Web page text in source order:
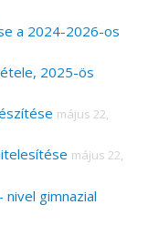
a 2024-2026-os
2025-ös
május 22,
május 22,
nivel gimnazial